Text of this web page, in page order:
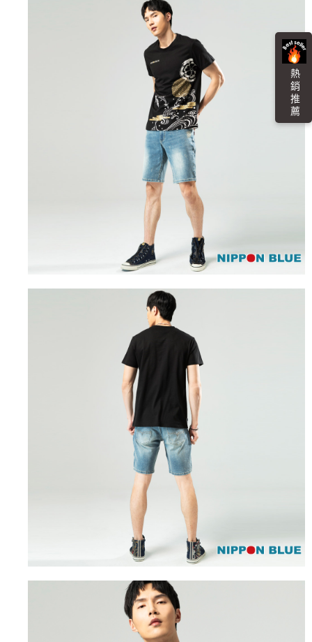
熱 銷 推 薦
「AFTEE先享後付」，若未經同意申辦者引起之損失，本公司不負相關責
４．使用「AFTEE先享後付」時，將依據個別帳號之用戶狀況，依本公司即
時審查核予不同之上限額度；若仍有額度不足之情形，本公司將視審查結果
５．嚴禁一人註冊多個帳號或使用他人資訊註冊。若發現惡意使用之情形，
恩沛科技股份有限公司將有權停止該用戶之使用額度並採取法律行動。
每筆NT$100，滿NT$3,000(含以上)免運費
查看運費